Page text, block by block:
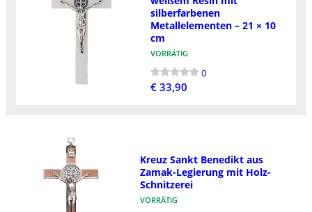
silberfarbenen
Metallelementen – 21 × 10
cm
VORRÄTIG
0
€ 33,90
Kreuz Sankt Benedikt aus
Zamak-Legierung mit Holz-
Schnitzerei
VORRÄTIG